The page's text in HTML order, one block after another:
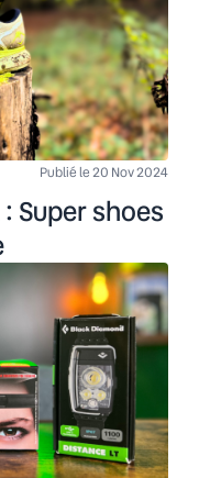
Publié le 20 Nov 2024
Super shoes